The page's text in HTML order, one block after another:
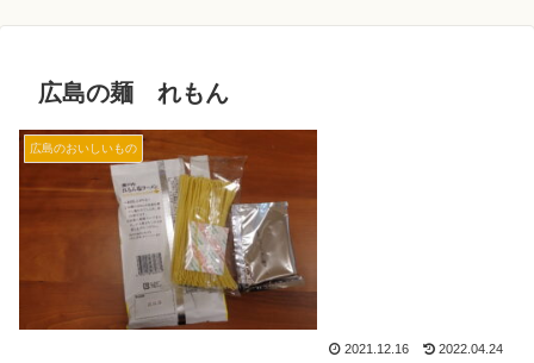
広島の麺 れもん
広島のおいしいもの
2021.12.16 2022.04.24